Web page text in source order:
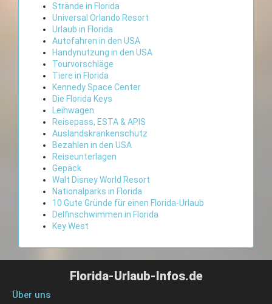
Strände in Florida
Universal Orlando Resort
Urlaub in Florida
Autofahren in den USA
Handynutzung in den USA
Tourvorschläge
Tiere in Florida
Kennedy Space Center
Die Florida Keys
Leihwagen
Reisepass, ESTA & APIS
Auslandskrankenschutz
Bezahlen in den USA
Reiseunterlagen
Gepäck
Walt Disney World Resort
Nationalparks in Florida
10 Gute Gründe für einen Florida-Urlaub
Delfinschwimmen in Florida
Key West
Florida-Urlaub-Infos.de
Über uns